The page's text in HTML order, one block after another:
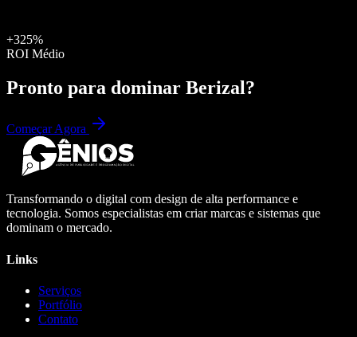
+325%
ROI Médio
Pronto para dominar Berizal?
Começar Agora
Transformando o digital com design de alta performance e
tecnologia. Somos especialistas em criar marcas e sistemas que
dominam o mercado.
Links
Serviços
Portfólio
Contato